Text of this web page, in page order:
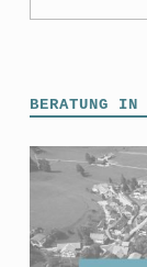
BERATUNG IN